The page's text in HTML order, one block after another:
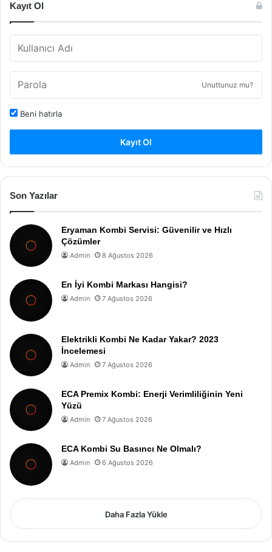
Kayıt Ol
Unuttunuz mu?
Beni hatırla
Kayıt Ol
Son Yazılar
Eryaman Kombi Servisi: Güvenilir ve Hızlı
Çözümler
Admin 8 Ağustos 2026
En İyi Kombi Markası Hangisi?
Admin 7 Ağustos 2026
Elektrikli Kombi Ne Kadar Yakar? 2023
İncelemesi
Admin 7 Ağustos 2026
ECA Premix Kombi: Enerji Verimliliğinin Yeni
Yüzü
Admin 7 Ağustos 2026
ECA Kombi Su Basıncı Ne Olmalı?
Admin 6 Ağustos 2026
Daha Fazla Yükle